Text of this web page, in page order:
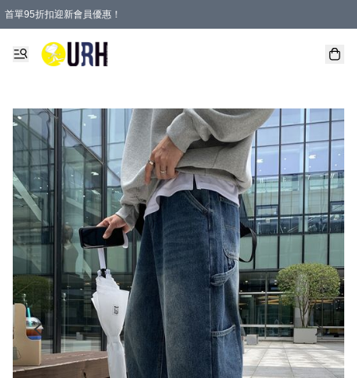
首單95折扣迎新會員優惠！
特選會員可享全單低至 95 折優惠！
單一訂單滿HKD600(澳門HKD800)包郵寄順豐送到家。